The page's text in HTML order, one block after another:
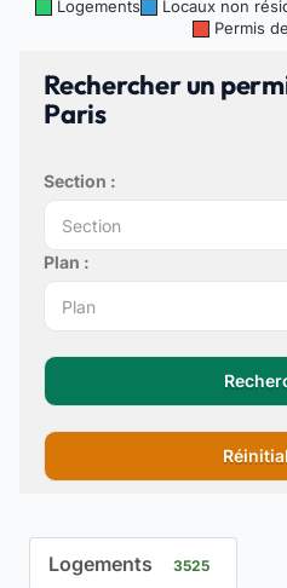
Logements
Locaux non
Permis
Rechercher un
Paris
Section :
Plan :
Logements 3525